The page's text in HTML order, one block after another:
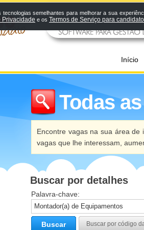
Início
Todas
Encontre vagas na sua área
vagas que lhe interessam,
Buscar por detalhes
Palavra-chave:
Buscar Buscar por código
semelhantes para melhorar a sua
Privacidade e os Termos de Serviço para